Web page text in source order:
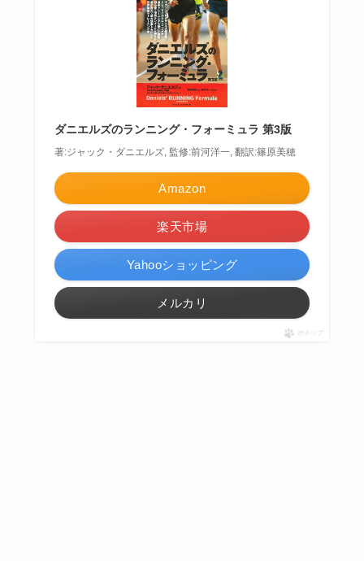
ダニエルズのランニング・フォーミュラ 第3版
著:ジャック・ダニエルズ, 監修:前河洋一, 翻訳:篠原美穂
Amazon
楽天市場
Yahooショッピング
メルカリ
ポチップ